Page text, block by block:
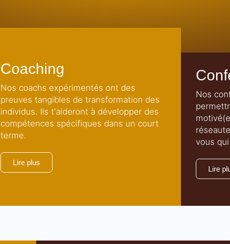
Coaching
Nos coachs expérimentés ont des
preuves tangibles de transformation des
individus. Ils t'aideront à développer des
compétences spécifiques dans un court
terme.
Lire plus
Nos
vous
Lire